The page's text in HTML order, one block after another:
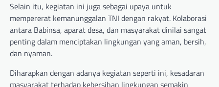
Selain itu, kegiatan ini juga sebagai upaya untuk
mempererat kemanunggalan TNI dengan rakyat. Kolaborasi
antara Babinsa, aparat desa, dan masyarakat dinilai sangat
penting dalam menciptakan lingkungan yang aman, bersih,
dan nyaman.
Diharapkan dengan adanya kegiatan seperti ini, kesadaran